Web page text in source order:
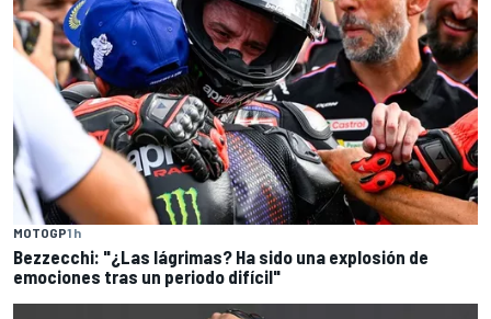
MOTOGP1 h
Bezzecchi: "¿Las lágrimas? Ha sido una explosión de
emociones tras un periodo difícil"